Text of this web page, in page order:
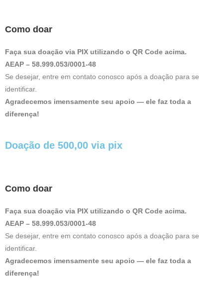
Como doar
Faça sua doação via PIX utilizando o QR Code acima.
AEAP – 58.999.053/0001-48
Se desejar, entre em contato conosco após a doação para se
identificar.
Agradecemos imensamente seu apoio — ele faz toda a
diferença!
Doação de 500,00 via pix
Como doar
Faça sua doação via PIX utilizando o QR Code acima.
AEAP – 58.999.053/0001-48
Se desejar, entre em contato conosco após a doação para se
identificar.
Agradecemos imensamente seu apoio — ele faz toda a
diferença!